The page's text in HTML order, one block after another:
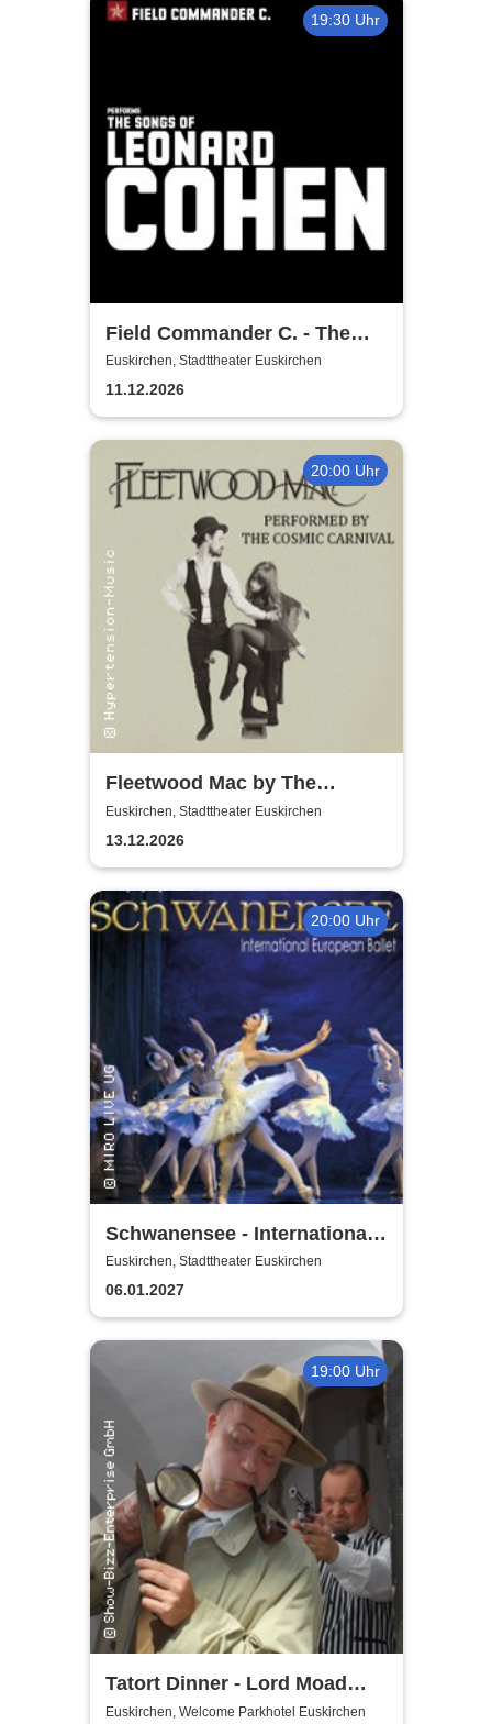
19:30 Uhr
Field Commander C. - The
Songs of Leonard Cohen
Euskirchen, Stadttheater Euskirchen
11.12.2026
20:00 Uhr
Fleetwood Mac by The
Cosmic Carnival - The
Incredible Story
Euskirchen, Stadttheater Euskirchen
13.12.2026
20:00 Uhr
Schwanensee - International
European Ballet
Euskirchen, Stadttheater Euskirchen
06.01.2027
19:00 Uhr
Tatort Dinner - Lord Moad
lässt bitten!
Euskirchen, Welcome Parkhotel Euskirchen